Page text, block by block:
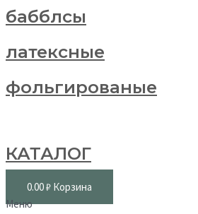
бабблсы
латексные
фольгированые
КАТАЛОГ
0.00₽ Корзина
Меню